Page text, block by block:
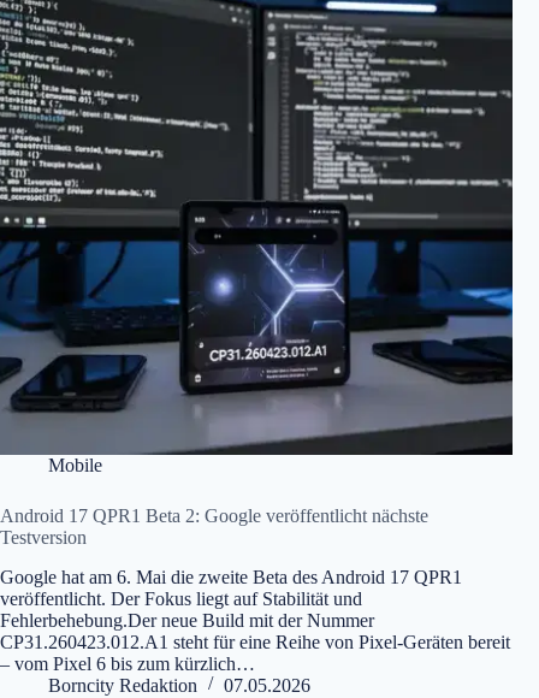
Mobile
Android 17 QPR1 Beta 2: Google veröffentlicht nächste
Testversion
Google hat am 6. Mai die zweite Beta des Android 17 QPR1
veröffentlicht. Der Fokus liegt auf Stabilität und
Fehlerbehebung.Der neue Build mit der Nummer
CP31.260423.012.A1 steht für eine Reihe von Pixel-Geräten bereit
– vom Pixel 6 bis zum kürzlich…
Borncity Redaktion
07.05.2026